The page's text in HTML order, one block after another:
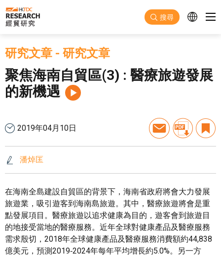
跳至主要內容
搜尋
研究文章 - 研究文章
聚焦海南自貿區(3) : 醫療旅遊發展
的新機遇
2019年04月10日
潘焯匡
在海南全島建設自貿區的背景下，海南省政府將會大力發展
旅遊業，吸引遊客到海南島旅遊。其中，醫療旅遊將會是重
點發展項目。醫療旅遊以追求健康為目的，遊客會到旅遊目
的地接受當地的醫療服務。近年全球對健康產品及醫療服務
需求殷切，2018年全球健康產品及醫療服務消費額約44,838
億美元，預測2019‑2024年每年平均增長約5.0%。另一方